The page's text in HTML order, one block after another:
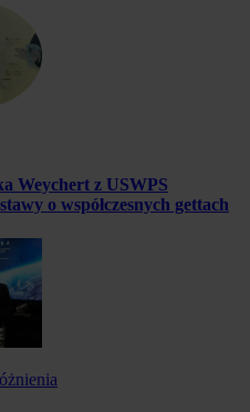
Weychert z USWPS
o współczesnych gettach